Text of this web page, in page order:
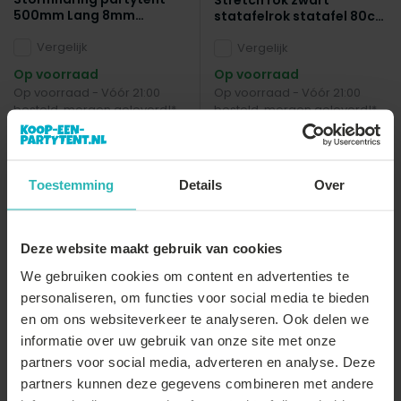
Toestemming Details Over
Deze website maakt gebruik van cookies
We gebruiken cookies om content en advertenties te
personaliseren, om functies voor social media te bieden
en om ons websiteverkeer te analyseren. Ook delen we
informatie over uw gebruik van onze site met onze
partners voor social media, adverteren en analyse. Deze
partners kunnen deze gegevens combineren met andere
500mm Lang 8mm
Vergelijk
Op voorraad
Op voorraad - Vóór 21:00
besteld, morgen geleverd!*
€9,-
statafelrok statafel 80cm
Vergelijk
Op voorraad
Op voorraad - Vóór 21:00
besteld, morgen geleverd!*
sale